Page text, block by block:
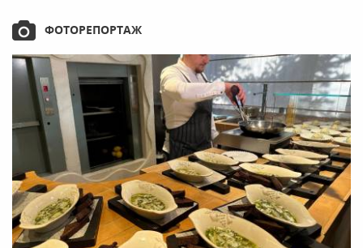
ФОТОРЕПОРТАЖ